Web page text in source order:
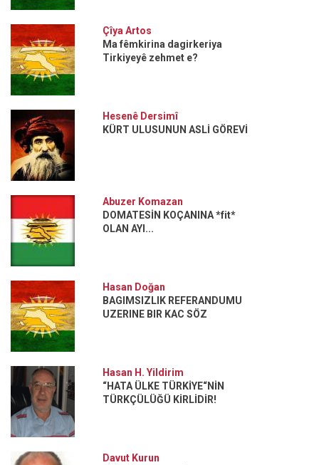
Çîya Artos
Ma fêmkirina dagirkeriya
Tirkiyeyê zehmet e?
Hesenê Dersimî
KÜRT ULUSUNUN ASLİ GÖREVİ
Abuzer Komazan
DOMATESİN KOÇANINA *fit*
OLAN AYI...
Hasan Doğan
BAGIMSIZLIK REFERANDUMU
UZERINE BIR KAC SÖZ
Hasan H. Yildirim
“HATA ÜLKE TÜRKİYE“NİN
TÜRKÇÜLÜĞÜ KİRLİDİR!
Davut Kurun